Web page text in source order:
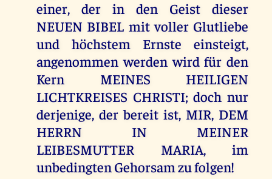
einer, der in den Geist dieser
NEUEN BIBEL mit voller Glutliebe
und höchstem Ernste einsteigt,
angenommen werden wird für den
Kern MEINES HEILIGEN
LICHTKREISES CHRISTI; doch nur
derjenige, der bereit ist, MIR, DEM
HERRN IN MEINER
LEIBESMUTTER MARIA, im
unbedingten Gehorsam zu folgen!